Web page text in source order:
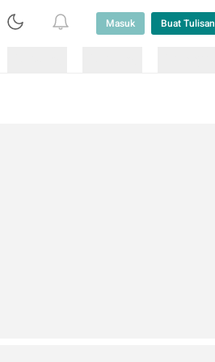
Masuk Buat Tulisan